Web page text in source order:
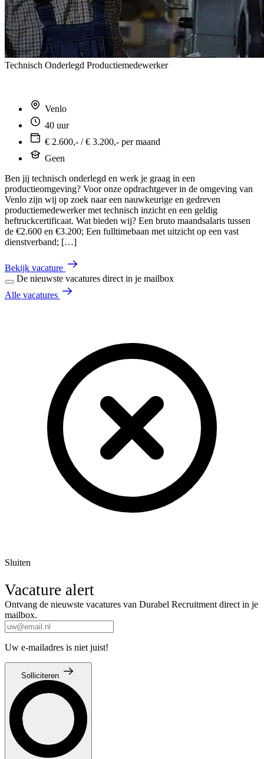
Technisch Onderlegd Productiemedewerker
Venlo
40 uur
€ 2.600,- / € 3.200,- per maand
Geen
Ben jij technisch onderlegd en werk je graag in een
productieomgeving? Voor onze opdrachtgever in de omgeving van
Venlo zijn wij op zoek naar een nauwkeurige en gedreven
productiemedewerker met technisch inzicht en een geldig
heftruckcertificaat. Wat bieden wij? Een bruto maandsalaris tussen
de €2.600 en €3.200; Een fulltimebaan met uitzicht op een vast
dienstverband; […]
Bekijk vacature
De nieuwste vacatures direct in je mailbox
Alle vacatures
Sluiten
Vacature alert
Ontvang de nieuwste vacatures van Durabel Recruitment direct in je
mailbox.
Uw e-mailadres is niet juist!
Solliciteren